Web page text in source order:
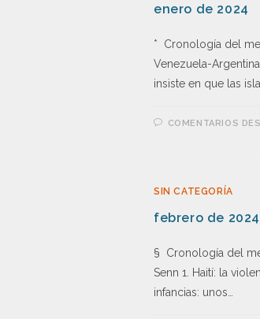
enero de 2024
* Cronología del
Venezuela-
insiste en que las
COMENTARIOS
SIN CATEGORÍA
febrero de 2024
§ Cronología del
Senn 1. Haití: la
infancias: unos…